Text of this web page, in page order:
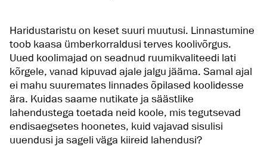
Haridustaristu on keset suuri muutusi. Linnastumine
toob kaasa ümberkorraldusi terves koolivõrgus.
Uued koolimajad on seadnud ruumikvaliteedi lati
kõrgele, vanad kipuvad ajale jalgu jääma. Samal ajal
ei mahu suuremates linnades õpilased koolidesse
ära. Kuidas saame nutikate ja säästlike
lahendustega toetada neid koole, mis tegutsevad
endisaegsetes hoonetes, kuid vajavad sisulisi
uuendusi ja sageli väga kiireid lahendusi?